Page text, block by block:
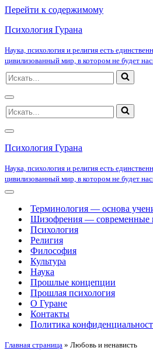
Перейти к содержимому
Психология Гурана
Наука, психология и религия есть
цивилизованный мир, в котором не будет
Искать...
Меню
навигации
Искать...
Меню
навигации
Психология Гурана
Наука, психология и религия есть
цивилизованный мир, в котором не будет
Меню
навигацииТерминология — основа
Шизофрения — современные
Психология
Религия
Философия
Культура
Наука
Прошлые концепции
Прошлая психология
О Гуране
Контакты
Политика
Главная страница » Любовь и ненависть